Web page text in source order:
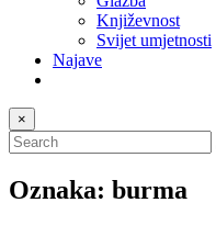
Književnost
Svijet umjetnosti
Najave
×
Oznaka: burma